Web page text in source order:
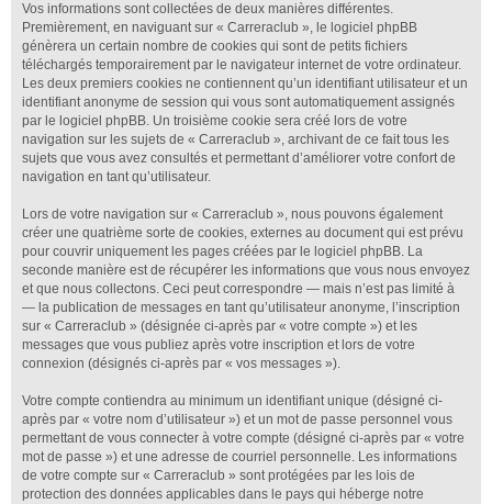
Vos informations sont collectées de deux manières différentes.
Premièrement, en naviguant sur « Carreraclub », le logiciel phpBB
génèrera un certain nombre de cookies qui sont de petits fichiers
téléchargés temporairement par le navigateur internet de votre ordinateur.
Les deux premiers cookies ne contiennent qu’un identifiant utilisateur et un
identifiant anonyme de session qui vous sont automatiquement assignés
par le logiciel phpBB. Un troisième cookie sera créé lors de votre
navigation sur les sujets de « Carreraclub », archivant de ce fait tous les
sujets que vous avez consultés et permettant d’améliorer votre confort de
navigation en tant qu’utilisateur.
Lors de votre navigation sur « Carreraclub », nous pouvons également
créer une quatrième sorte de cookies, externes au document qui est prévu
pour couvrir uniquement les pages créées par le logiciel phpBB. La
seconde manière est de récupérer les informations que vous nous envoyez
et que nous collectons. Ceci peut correspondre — mais n’est pas limité à
— la publication de messages en tant qu’utilisateur anonyme, l’inscription
sur « Carreraclub » (désignée ci-après par « votre compte ») et les
messages que vous publiez après votre inscription et lors de votre
connexion (désignés ci-après par « vos messages »).
Votre compte contiendra au minimum un identifiant unique (désigné ci-
après par « votre nom d’utilisateur ») et un mot de passe personnel vous
permettant de vous connecter à votre compte (désigné ci-après par « votre
mot de passe ») et une adresse de courriel personnelle. Les informations
de votre compte sur « Carreraclub » sont protégées par les lois de
protection des données applicables dans le pays qui héberge notre